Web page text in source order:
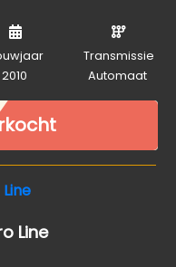
2010
Transmissie
Automaat
Line